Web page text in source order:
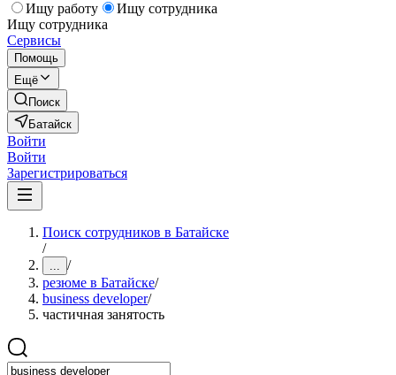
Ищу работу
Ищу сотрудника
Ищу сотрудника
Сервисы
Помощь
Ещё
Поиск
Батайск
Войти
Войти
Зарегистрироваться
Поиск сотрудников в Батайске
/
... /
резюме в Батайске/
business developer/
частичная занятость